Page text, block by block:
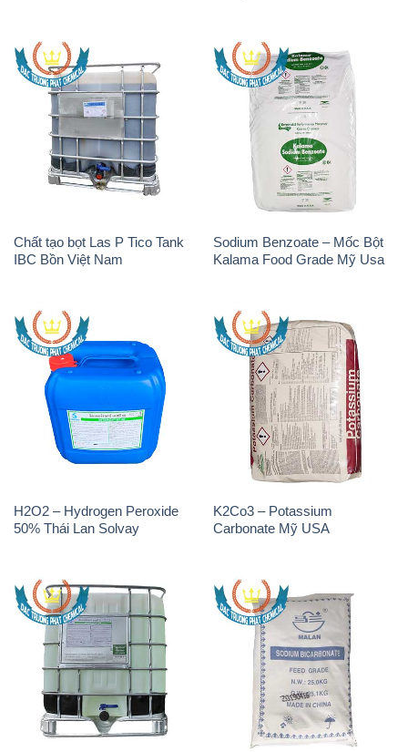
Chất tạo bọt Las P Tico Tank
IBC Bồn Việt Nam
Sodium Benzoate – Mốc Bột
Kalama Food Grade Mỹ Usa
H2O2 – Hydrogen Peroxide
50% Thái Lan Solvay
K2Co3 – Potassium
Carbonate Mỹ USA
H2O2 – Hydrogen Peroxide
50% Tank IBC Bồn Thái Lan
Solvay
Sodium Bicarbonate – Bicar
NaHCO3 Feed Grade Malan
Trung Quốc China